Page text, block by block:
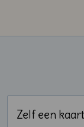
Zelf een